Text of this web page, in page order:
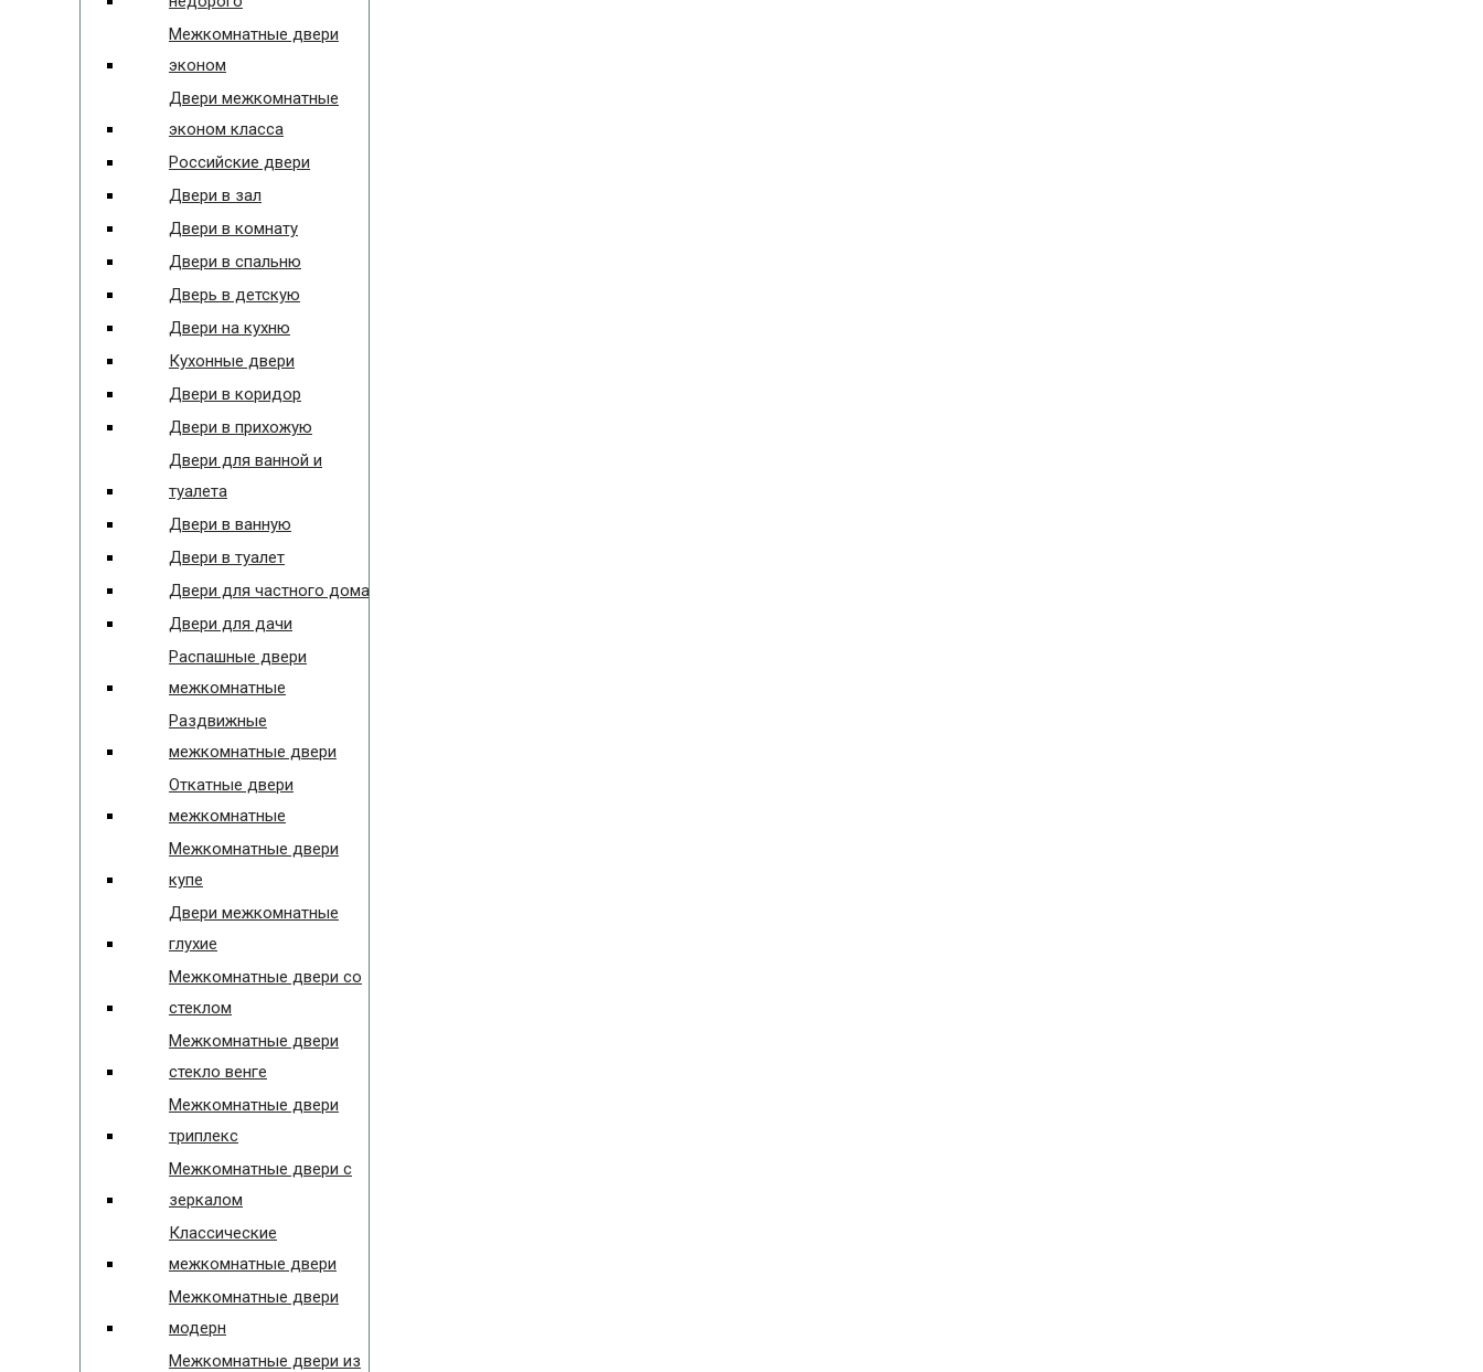
Межкомнатные двери
эконом
Двери межкомнатные
эконом класса
Российские двери
Двери в зал
Двери в комнату
Двери в спальню
Дверь в детскую
Двери на кухню
Кухонные двери
Двери в коридор
Двери в прихожую
Двери для ванной и
туалета
Двери в ванную
Двери в туалет
Двери для частного дома
Двери для дачи
Распашные двери
межкомнатные
Раздвижные
межкомнатные двери
Откатные двери
межкомнатные
Межкомнатные двери
купе
Двери межкомнатные
глухие
Межкомнатные двери со
стеклом
Межкомнатные двери
стекло венге
Межкомнатные двери
триплекс
Межкомнатные двери с
зеркалом
Классические
межкомнатные двери
Межкомнатные двери
модерн
Межкомнатные двери из